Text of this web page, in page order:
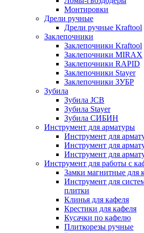
Монтировки
Дрели ручные
Дрели ручные Kraftool
Заклепочники
Заклепочники Kraftool
Заклепочники MIRAX
Заклепочники RAPID
Заклепочники Stayer
Заклепочники ЗУБР
Зубила
Зубила JCB
Зубила Stayer
Зубила СИБИН
Инструмент для арматуры
Инструмент для
Инструмент для
Инструмент для
Инструмент для работы с
Замки магнитные для
Инструмент для
плитки
Клинья для кафеля
Крестики для кафеля
Кусачки по кафелю
Плиткорезы ручные